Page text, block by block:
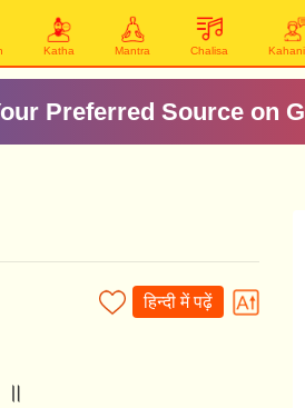
Katha Mantra Chalisa
Preferred Source on
हिन्दी में पढ़ें
॥